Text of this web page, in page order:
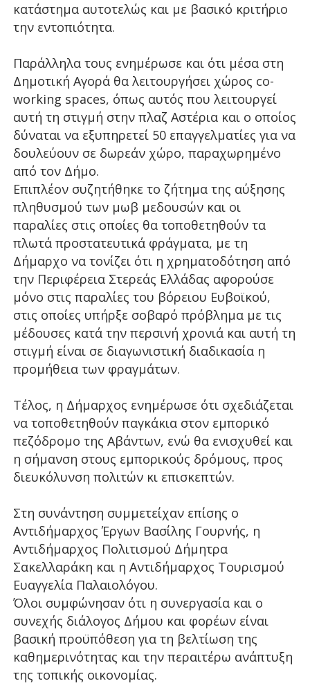
κατάστημα αυτοτελώς και με βασικό κριτήριο
την εντοπιότητα.
Παράλληλα τους ενημέρωσε και ότι μέσα στη
Δημοτική Αγορά θα λειτουργήσει χώρος co-
working spaces, όπως αυτός που λειτουργεί
αυτή τη στιγμή στην πλαζ Αστέρια και ο οποίος
δύναται να εξυπηρετεί 50 επαγγελματίες για να
δουλεύουν σε δωρεάν χώρο, παραχωρημένο
από τον Δήμο.
Επιπλέον συζητήθηκε το ζήτημα της αύξησης
πληθυσμού των μωβ μεδουσών και οι
παραλίες στις οποίες θα τοποθετηθούν τα
πλωτά προστατευτικά φράγματα, με τη
Δήμαρχο να τονίζει ότι η χρηματοδότηση από
την Περιφέρεια Στερεάς Ελλάδας αφορούσε
μόνο στις παραλίες του βόρειου Ευβοϊκού,
στις οποίες υπήρξε σοβαρό πρόβλημα με τις
μέδουσες κατά την περσινή χρονιά και αυτή τη
στιγμή είναι σε διαγωνιστική διαδικασία η
προμήθεια των φραγμάτων.
Τέλος, η Δήμαρχος ενημέρωσε ότι σχεδιάζεται
να τοποθετηθούν παγκάκια στον εμπορικό
πεζόδρομο της Αβάντων, ενώ θα ενισχυθεί και
η σήμανση στους εμπορικούς δρόμους, προς
διευκόλυνση πολιτών κι επισκεπτών.
Στη συνάντηση συμμετείχαν επίσης ο
Αντιδήμαρχος Έργων Βασίλης Γουρνής, η
Αντιδήμαρχος Πολιτισμού Δήμητρα
Σακελλαράκη και η Αντιδήμαρχος Τουρισμού
Ευαγγελία Παλαιολόγου.
Όλοι συμφώνησαν ότι η συνεργασία και ο
συνεχής διάλογος Δήμου και φορέων είναι
βασική προϋπόθεση για τη βελτίωση της
καθημερινότητας και την περαιτέρω ανάπτυξη
της τοπικής οικονομίας.